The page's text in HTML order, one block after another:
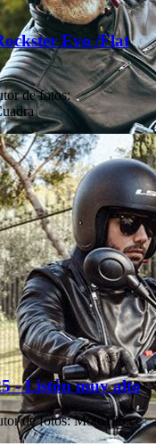
Evo /Flat
de fotos:
- Listón muy alto
de fotos: Moto125.cc